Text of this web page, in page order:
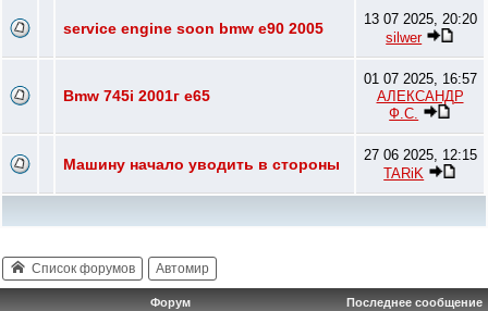
service engine soon bmw e90 2005
13 07 2025, 20:20
silwer
Bmw 745i 2001г e65
01 07 2025, 16:57
АЛЕКСАНДР
Ф.С.
Машину начало уводить в стороны
27 06 2025, 12:15
TARiK
Список форумов Автомир
Форум Последнее сообщение